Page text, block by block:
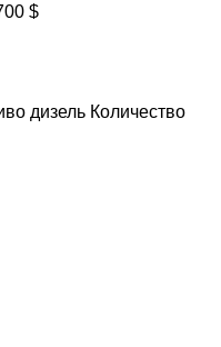
$
дизель Количество